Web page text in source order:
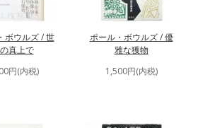
ボウルズ / 世
真上で
円(内税)
ポール・ボウルズ / 優
雅な獲物
1,500円(内税)